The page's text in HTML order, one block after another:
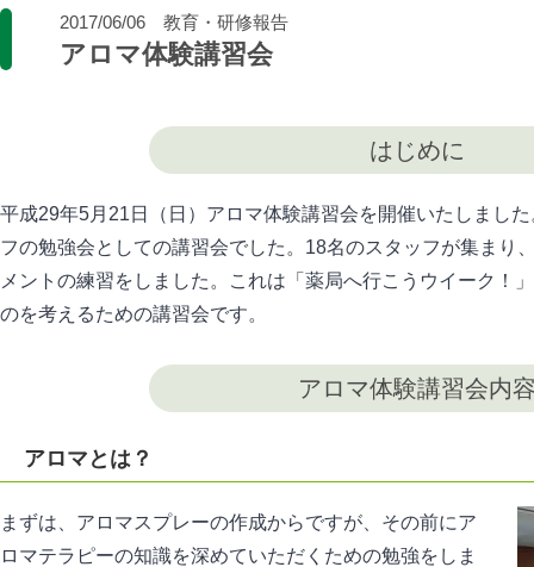
2017/06/06 教育・研修報告
アロマ体験講習会
はじめに
平成29年5月21日（日）アロマ体験講習会を開催いたしまし
フの勉強会としての講習会でした。18名のスタッフが集まり
メントの練習をしました。これは「薬局へ行こうウイーク！
のを考えるための講習会です。
アロマ体験講習会内
アロマとは？
まずは、アロマスプレーの作成からですが、その前にア
ロマテラピーの知識を深めていただくための勉強をしま